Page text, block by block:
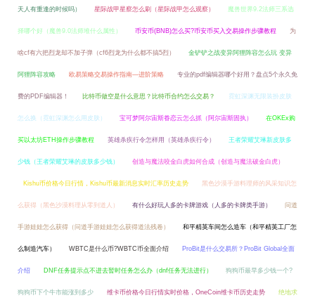
天人有重逢的时候吗） 星际战甲星察怎么刷（星际战甲怎么观察） 魔兽世界9.2法师三系选
择哪个好（魔兽9.0法师堆什么属性） 币安币(BNB)怎么买?币安币买入交易操作步骤教程 为
啥cf有六把烈龙却不加子弹（cf6烈龙为什么都不搞5烈） 金铲铲之战变异阿狸阵容怎么玩 变异
阿狸阵容攻略 欧易策略交易操作指南—进阶策略 专业的pdf编辑器哪个好用？盘点5个永久免
费的PDF编辑器！ 比特币做空是什么意思？比特币合约怎么交易？ 霓虹深渊无限装扮皮肤
怎么换（霓虹深渊怎么用皮肤） 宝可梦阿尔宙斯眷恋云怎么抓（阿尔宙斯固执） 在OKEx购
买以太坊ETH操作步骤教程 英雄杀疾行令怎样用（英雄杀疾行令） 王者荣耀艾琳新皮肤多
少钱（王者荣耀艾琳的皮肤多少钱） 创造与魔法咬金白虎如何合成（创造与魔法破金白虎）
Kishu币价格今日行情，Kishu币最新消息实时汇率历史走势 黑色沙漠手游料理师的风采知识怎
么获得（黑色沙漠料理从零到道人） 有什么好玩人多的卡牌游戏（人多的卡牌类手游） 问道
手游娃娃怎么获得（问道手游娃娃怎么获得道法残卷） 和平精英车间怎么造车（和平精英工厂怎
么制造汽车） WBTC是什么币?WBTC币全面介绍 ProBit是什么交易所？ProBit Global全面
介绍 DNF任务提示点不进去暂时任务怎么办（dnf任务无法进行） 狗狗币最早多少钱一个?
狗狗币下个牛市能涨到多少 维卡币价格今日行情实时价格，OneCoin维卡币历史走势 绝地求